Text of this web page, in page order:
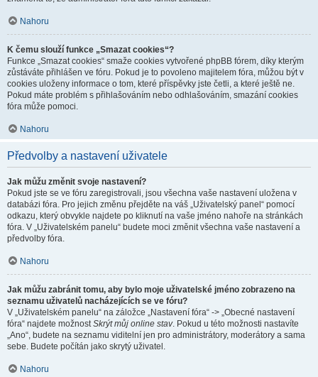
Nahoru
K čemu slouží funkce „Smazat cookies“?
Funkce „Smazat cookies“ smaže cookies vytvořené phpBB fórem, díky kterým
zůstáváte přihlášen ve fóru. Pokud je to povoleno majitelem fóra, můžou být v
cookies uloženy informace o tom, které příspěvky jste četli, a které ještě ne.
Pokud máte problém s přihlašováním nebo odhlašováním, smazání cookies
fóra může pomoci.
Nahoru
Předvolby a nastavení uživatele
Jak můžu změnit svoje nastavení?
Pokud jste se ve fóru zaregistrovali, jsou všechna vaše nastavení uložena v
databázi fóra. Pro jejich změnu přejděte na váš „Uživatelský panel“ pomocí
odkazu, který obvykle najdete po kliknutí na vaše jméno nahoře na stránkách
fóra. V „Uživatelském panelu“ budete moci změnit všechna vaše nastavení a
předvolby fóra.
Nahoru
Jak můžu zabránit tomu, aby bylo moje uživatelské jméno zobrazeno na
seznamu uživatelů nacházejících se ve fóru?
V „Uživatelském panelu“ na záložce „Nastavení fóra“ -> „Obecné nastavení
fóra“ najdete možnostSkrýt můj online stav. Pokud u této možnosti nastavíte
„Ano“, budete na seznamu viditelní jen pro administrátory, moderátory a sama
sebe. Budete počítán jako skrytý uživatel.
Nahoru